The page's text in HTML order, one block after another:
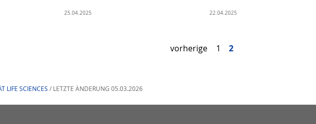
25.04.2025 22.04.2025
vorherige 1 2
LIFE SCIENCES / LETZTE ÄNDERUNG 05.03.2026